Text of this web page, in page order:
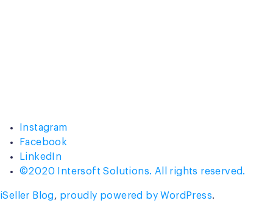
Instagram
Facebook
LinkedIn
©2020 Intersoft Solutions. All rights reserved.
iSeller Blog, proudly powered by WordPress.